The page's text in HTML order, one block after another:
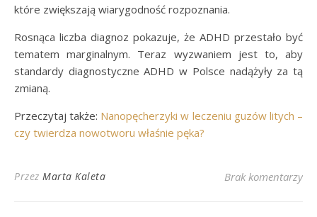
które zwiększają wiarygodność rozpoznania.
Rosnąca liczba diagnoz pokazuje, że ADHD przestało być
tematem marginalnym. Teraz wyzwaniem jest to, aby
standardy diagnostyczne ADHD w Polsce nadążyły za tą
zmianą.
Przeczytaj także: Nanopęcherzyki w leczeniu guzów litych –
czy twierdza nowotworu właśnie pęka?
Przez Marta Kaleta Brak komentarzy